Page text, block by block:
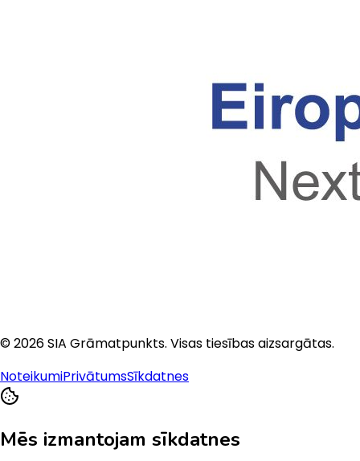
©2026SIA Grāmatpunkts. Visas tiesības aizsargātas.
NoteikumiPrivātumsSīkdatnes
Mēs izmantojam sīkdatnes